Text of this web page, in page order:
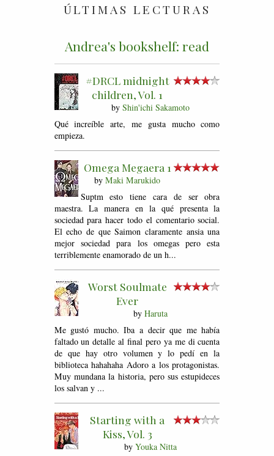
ÚLTIMAS LECTURAS
Andrea's bookshelf: read
#DRCL midnight
children, Vol. 1
by Shin'ichi Sakamoto
Qué increíble arte, me gusta mucho como
empieza.
Omega Megaera 1
by Maki Marukido
Suptm esto tiene cara de ser obra
maestra. La manera en la qué presenta la
sociedad para hacer todo el comentario social.
El echo de que Saimon claramente ansia una
mejor sociedad para los omegas pero esta
terriblemente enamorado de un h...
Worst Soulmate
Ever
by Haruta
Me gustó mucho. Iba a decir que me había
faltado un detalle al final pero ya me di cuenta
de que hay otro volumen y lo pedí en la
biblioteca hahahaha Adoro a los protagonistas.
Muy mundana la historia, pero sus estupideces
los salvan y ...
Starting with a
Kiss, Vol. 3
by Youka Nitta